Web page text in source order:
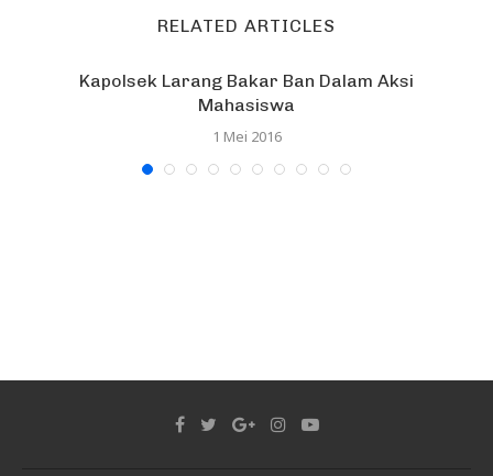
RELATED ARTICLES
Kapolsek Larang Bakar Ban Dalam Aksi
Mahasiswa
1 Mei 2016